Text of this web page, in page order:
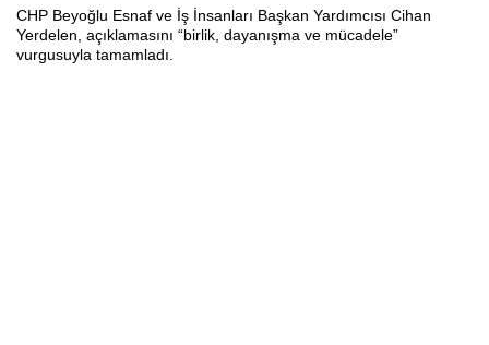
CHP Beyoğlu Esnaf ve İş İnsanları Başkan Yardımcısı Cihan
Yerdelen, açıklamasını “birlik, dayanışma ve mücadele”
vurgusuyla tamamladı.